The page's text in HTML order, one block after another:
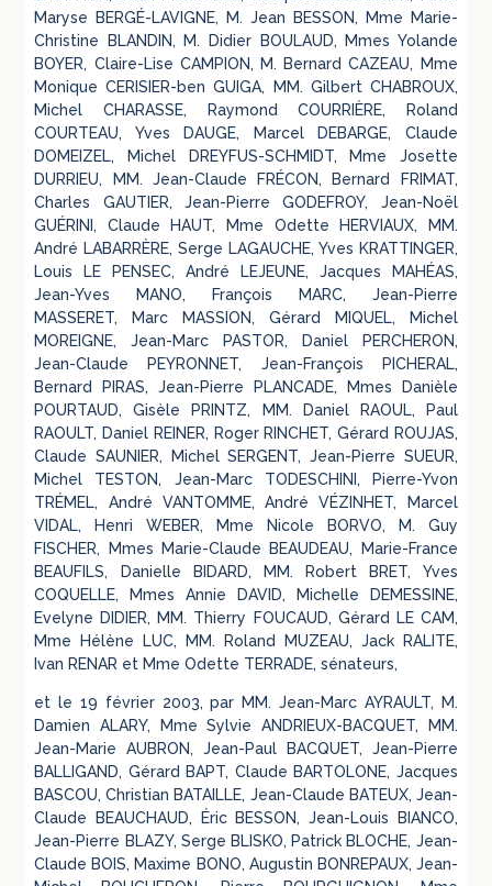
Maryse BERGÉ-LAVIGNE, M. Jean BESSON, Mme Marie-
Christine BLANDIN, M. Didier BOULAUD, Mmes Yolande
BOYER, Claire-Lise CAMPION, M. Bernard CAZEAU, Mme
Monique CERISIER-ben GUIGA, MM. Gilbert CHABROUX,
Michel CHARASSE, Raymond COURRIÈRE, Roland
COURTEAU, Yves DAUGE, Marcel DEBARGE, Claude
DOMEIZEL, Michel DREYFUS-SCHMIDT, Mme Josette
DURRIEU, MM. Jean-Claude FRÉCON, Bernard FRIMAT,
Charles GAUTIER, Jean-Pierre GODEFROY, Jean-Noël
GUÉRINI, Claude HAUT, Mme Odette HERVIAUX, MM.
André LABARRÈRE, Serge LAGAUCHE, Yves KRATTINGER,
Louis LE PENSEC, André LEJEUNE, Jacques MAHÉAS,
Jean-Yves MANO, François MARC, Jean-Pierre
MASSERET, Marc MASSION, Gérard MIQUEL, Michel
MOREIGNE, Jean-Marc PASTOR, Daniel PERCHERON,
Jean-Claude PEYRONNET, Jean-François PICHERAL,
Bernard PIRAS, Jean-Pierre PLANCADE, Mmes Danièle
POURTAUD, Gisèle PRINTZ, MM. Daniel RAOUL, Paul
RAOULT, Daniel REINER, Roger RINCHET, Gérard ROUJAS,
Claude SAUNIER, Michel SERGENT, Jean-Pierre SUEUR,
Michel TESTON, Jean-Marc TODESCHINI, Pierre-Yvon
TRÉMEL, André VANTOMME, André VÉZINHET, Marcel
VIDAL, Henri WEBER, Mme Nicole BORVO, M. Guy
FISCHER, Mmes Marie-Claude BEAUDEAU, Marie-France
BEAUFILS, Danielle BIDARD, MM. Robert BRET, Yves
COQUELLE, Mmes Annie DAVID, Michelle DEMESSINE,
Evelyne DIDIER, MM. Thierry FOUCAUD, Gérard LE CAM,
Mme Hélène LUC, MM. Roland MUZEAU, Jack RALITE,
Ivan RENAR et Mme Odette TERRADE, sénateurs,
et le 19 février 2003, par MM. Jean-Marc AYRAULT, M.
Damien ALARY, Mme Sylvie ANDRIEUX-BACQUET, MM.
Jean-Marie AUBRON, Jean-Paul BACQUET, Jean-Pierre
BALLIGAND, Gérard BAPT, Claude BARTOLONE, Jacques
BASCOU, Christian BATAILLE, Jean-Claude BATEUX, Jean-
Claude BEAUCHAUD, Éric BESSON, Jean-Louis BIANCO,
Jean-Pierre BLAZY, Serge BLISKO, Patrick BLOCHE, Jean-
Claude BOIS, Maxime BONO, Augustin BONREPAUX, Jean-